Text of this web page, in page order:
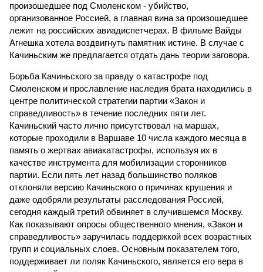
произошедшее под Смоленском - убийство,
организованное Россией, а главная вина за произошедшее
лежит на российских авиадиспетчерах. В фильме Вайды
Агнешка хотела воздвигнуть памятник истине. В случае с
Качиньским же предлагается отдать дань теории заговора.
Борьба Качиньского за правду о катастрофе под
Смоленском и прославление наследия брата находились в
центре политической стратегии партии «Закон и
справедливость» в течение последних пяти лет.
Качиньский часто лично присутствовал на маршах,
которые проходили в Варшаве 10 числа каждого месяца в
память о жертвах авиакатастрофы, используя их в
качестве инструмента для мобилизации сторонников
партии. Если пять лет назад большинство поляков
отклоняли версию Качиньского о причинах крушения и
даже одобряли результаты расследования Россией,
сегодня каждый третий обвиняет в случившемся Москву.
Как показывают опросы общественного мнения, «Закон и
справедливость» заручилась поддержкой всех возрастных
групп и социальных слоев. Основным показателем того,
поддерживает ли поляк Качиньского, является его вера в